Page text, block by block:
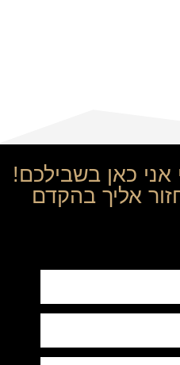
אני כאן בשבילכם!
אליך בהקדם